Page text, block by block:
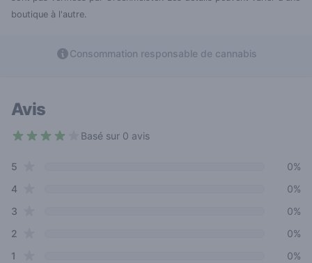
boutique à l'autre.
Consommation responsable de cannabis
Avis
Basé sur 0 avis
Review data
5
0%
4star reviews
0%
3
0%
2
0%
1
0%